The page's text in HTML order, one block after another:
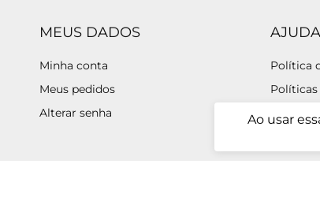
MEUS DADOS
Minha conta
Meus pedidos
Alterar senha
AJUDA
Política
Políticas
Prazo
Ao usar